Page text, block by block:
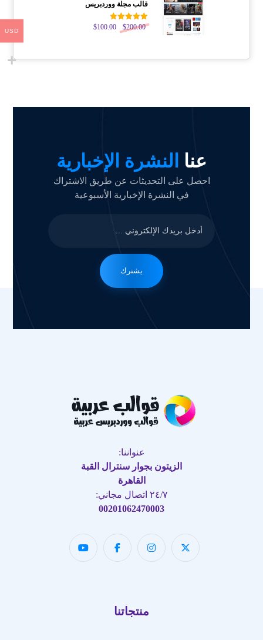
قالب مجلة ووردبريس
تم التقييم
من 5
$200.00
$100.00
عنا النشرة الإخبارية
احصل على التحديثات عن طريق الاشتراك
في النشرة الإخبارية الأسبوعية
يشترك
عنواننا:
الزيتون بجوار سنترال القبة
القاهرة
٢٤/٧ اتصال مجاني:
00201062470003
منتجاتنا
USD